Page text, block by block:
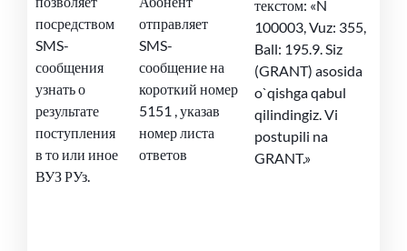
посредством
SMS-
сообщения
узнать о
результате
поступления
в то или иное
ВУЗ РУз.
отправляет
SMS-
сообщение на
короткий номер
5151 , указав
номер листа
ответов
текстом: «N
100003, Vuz: 355,
Ball: 195.9. Siz
(GRANT) asosida
o`qishga qabul
qilindingiz. Vi
postupili na
GRANT.»